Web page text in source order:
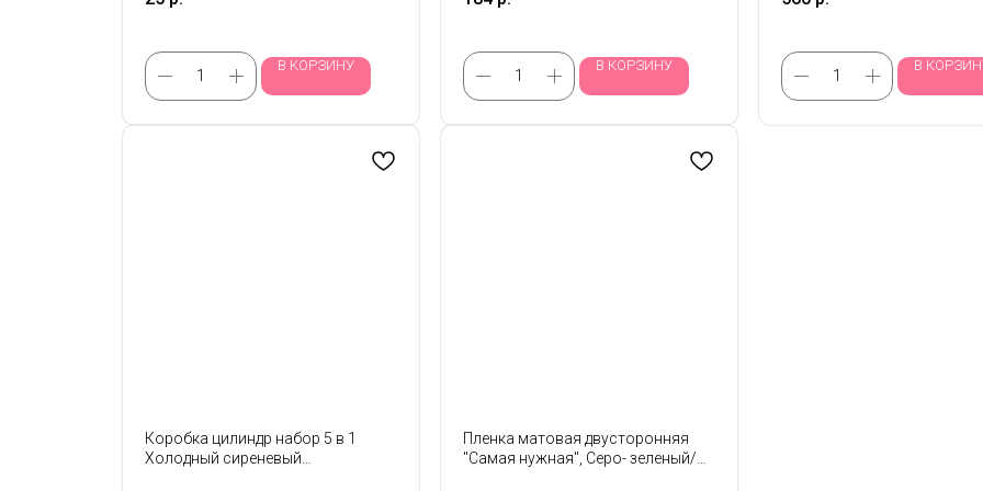
В КОРЗИНУ В КОРЗИНУ В
Коробка цилиндр набор 5 в 1
Холодный сиреневый
Пленка матовая двусторонняя
"Самая нужная", Серо- зеленый/